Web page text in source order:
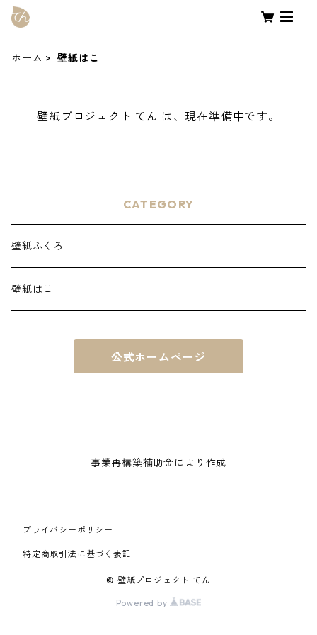
ホーム 壁紙はこ
壁紙プロジェクト てん は、現在準備中です。
CATEGORY
壁紙ふくろ
壁紙はこ
公式ホームページ
事業再構築補助金により作成
プライバシーポリシー
特定商取引法に基づく表記
© 壁紙プロジェクト てん
Powered by